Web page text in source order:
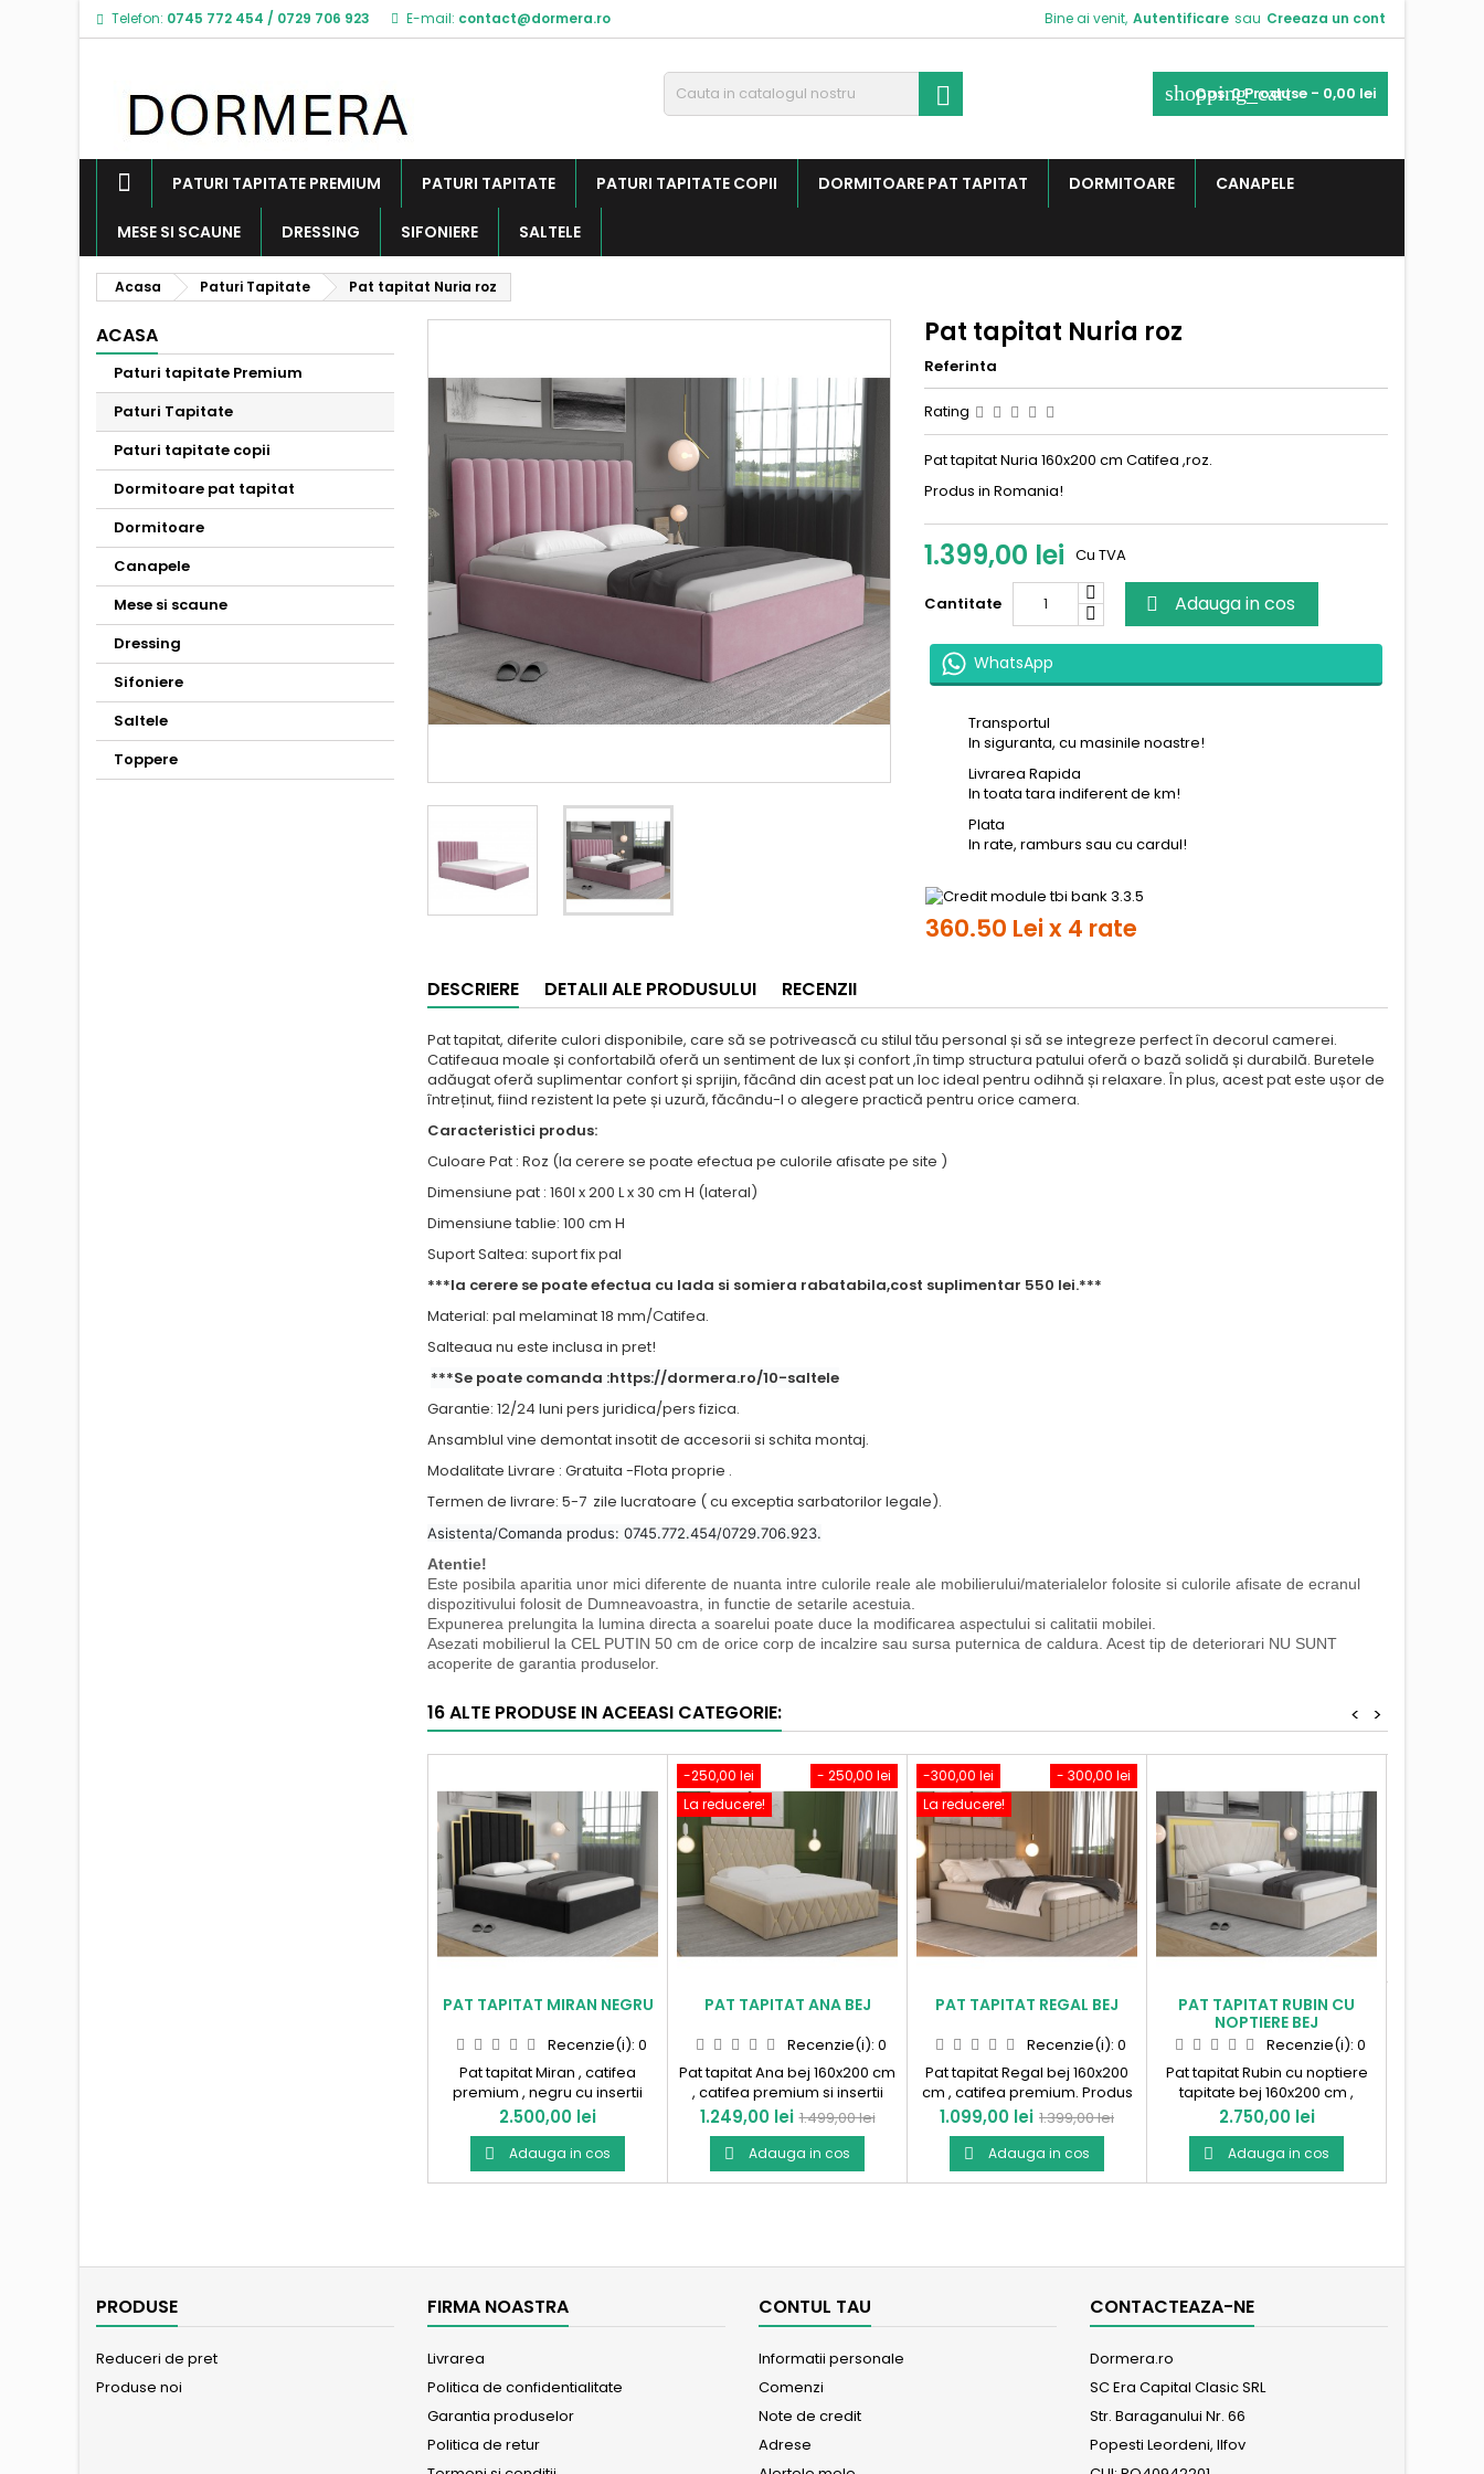
Telefon: 0745 772 454 / 0729 706 923 E-mail: contact@dormera.ro Bine ai venit, Autentificare sau Creeaza un cont
shopping_cart
Cos:0Produse - 0,00 lei

PATURI TAPITATE PREMIUM PATURI TAPITATE PATURI TAPITATE COPII DORMITOARE PAT TAPITAT DORMITOARE CANAPELE
MESE SI SCAUNE DRESSING SIFONIERE SALTELE
Acasa Paturi Tapitate Pat tapitat Nuria roz
ACASA
Paturi tapitate Premium
Paturi Tapitate
Paturi tapitate copii
Dormitoare pat tapitat
Dormitoare
Canapele
Mese si scaune
Dressing
Sifoniere
Saltele
Toppere
Pat tapitat Nuria roz
Referinta
Rating
Pat tapitat Nuria 160x200 cm Catifea ,roz.
Produs in Romania!
1.399,00 lei Cu TVA
Cantitate  Adauga in cos
WhatsApp
Transportul
In siguranta, cu masinile noastre!
Livrarea Rapida
In toata tara indiferent de km!
Plata
In rate, ramburs sau cu cardul!
360.50 Lei x 4 rate
DESCRIERE DETALII ALE PRODUSULUI RECENZII
Pat tapitat, diferite culori disponibile, care să se potrivească cu stilul tău personal și să se integreze perfect în decorul camerei.
Catifeaua moale și confortabilă oferă un sentiment de lux și confort ,în timp structura patului oferă o bază solidă și durabilă. Buretele
adăugat oferă suplimentar confort și sprijin, făcând din acest pat un loc ideal pentru odihnă și relaxare. În plus, acest pat este ușor de
întreținut, fiind rezistent la pete și uzură, făcându-l o alegere practică pentru orice camera.
Caracteristici produs:
Culoare Pat : Roz (la cerere se poate efectua pe culorile afisate pe site )
Dimensiune pat : 160l x 200 L x 30 cm H (lateral)
Dimensiune tablie: 100 cm H
Suport Saltea: suport fix pal
***la cerere se poate efectua cu lada si somiera rabatabila,cost suplimentar 550 lei.***
Material: pal melaminat 18 mm/Catifea.
Salteaua nu este inclusa in pret!
***Se poate comanda :https://dormera.ro/10-saltele
Garantie: 12/24 luni pers juridica/pers fizica.
Ansamblul vine demontat insotit de accesorii si schita montaj.
Modalitate Livrare : Gratuita -Flota proprie .
Termen de livrare: 5-7 zile lucratoare ( cu exceptia sarbatorilor legale).
Asistenta/Comanda produs: 0745.772.454/0729.706.923.
Atentie!
Este posibila aparitia unor mici diferente de nuanta intre culorile reale ale mobilierului/materialelor folosite si culorile afisate de ecranul
dispozitivului folosit de Dumneavoastra, in functie de setarile acestuia.
Expunerea prelungita la lumina directa a soarelui poate duce la modificarea aspectului si calitatii mobilei.
Asezati mobilierul la CEL PUTIN 50 cm de orice corp de incalzire sau sursa puternica de caldura. Acest tip de deteriorari NU SUNT
acoperite de garantia produselor.
16 ALTE PRODUSE IN ACEEASI CATEGORIE: >
<
PAT TAPITAT MIRAN NEGRU
Recenzie(i): 0
Pat tapitat Miran , catifea
premium , negru cu insertii
aurii. Produs in Romania!
Pret
2.500,00 lei
 Adauga in cos
- 250,00 lei
-250,00 lei
La reducere!
PAT TAPITAT ANA BEJ
Recenzie(i): 0
Pat tapitat Ana bej 160x200 cm
, catifea premium si insertii
aurii. Produs in Romania !
Pret
1.249,00 lei Pret
de
baza
1.499,00 lei
 Adauga in cos
- 300,00 lei
-300,00 lei
La reducere!
PAT TAPITAT REGAL BEJ
Recenzie(i): 0
Pat tapitat Regal bej 160x200
cm , catifea premium. Produs
in Romania !
Pret
1.099,00 lei Pret
de
baza
1.399,00 lei
 Adauga in cos
PAT TAPITAT RUBIN CU
NOPTIERE BEJ
Recenzie(i): 0
Pat tapitat Rubin cu noptiere
tapitate bej 160x200 cm ,
catifea premium si insertii
aurii Produs in Romania !
Pret
2.750,00 lei
 Adauga in cos
PRODUSE
Reduceri de pret
Produse noi
FIRMA NOASTRA
Livrarea
Politica de confidentialitate
Garantia produselor
Politica de retur
CONTUL TAU
Informatii personale
Comenzi
Note de credit
Adrese
CONTACTEAZA-NE
Dormera.ro
SC Era Capital Clasic SRL
Str. Baraganului Nr. 66
Popesti Leordeni, Ilfov